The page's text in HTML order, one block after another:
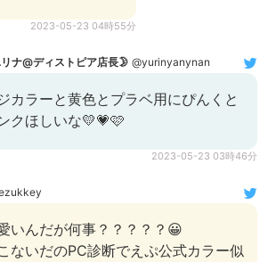
2023-05-23 04時55分
ナ@ディストピア店長🌛 @yurinyanynan
カラーと黄色とプラベ用にぴんくと
クほしいな💛💗🩷
2023-05-23 03時46分
いんだが何事？？？？？😀
ないだのPC診断でえぷ公式カラー似